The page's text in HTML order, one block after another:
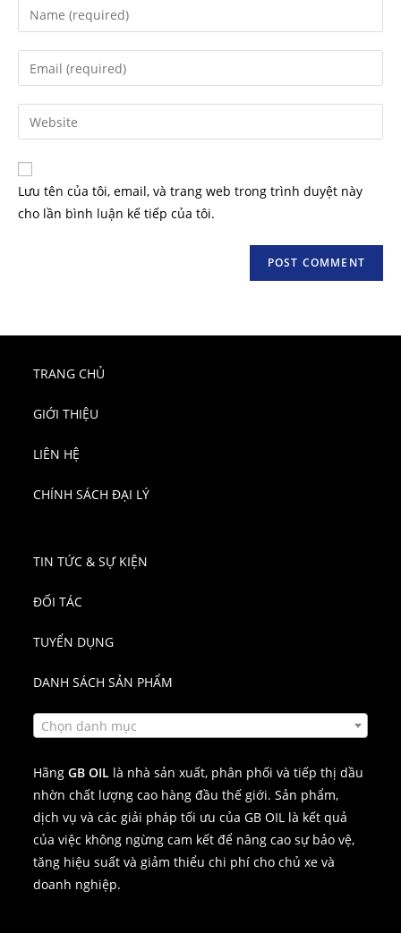
Lưu tên của tôi, email, và trang web trong trình duyệt này
cho lần bình luận kế tiếp của tôi.
TRANG CHỦ
GIỚI THIỆU
LIÊN HỆ
CHÍNH SÁCH ĐẠI LÝ
TIN TỨC & SỰ KIỆN
ĐỐI TÁC
TUYỂN DỤNG
DANH SÁCH SẢN PHẨM
Chọn danh mục
HãngGB OIL là nhà sản xuất, phân phối và tiếp thị dầu
nhờn chất lượng cao hàng đầu thế giới. Sản phẩm,
dịch vụ và các giải pháp tối ưu của GB OIL là kết quả
của việc không ngừng cam kết để nâng cao sự bảo vệ,
tăng hiệu suất và giảm thiểu chi phí cho chủ xe và
doanh nghiệp.